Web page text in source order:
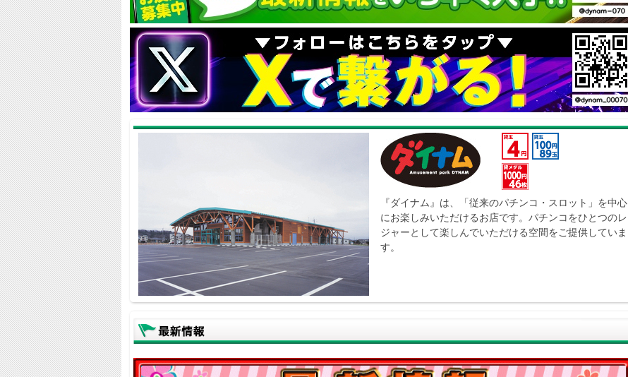
『ダイナム』は、「従来のパチンコ・スロット」を中心
にお楽しみいただけるお店です。パチンコをひとつのレ
ジャーとして楽しんでいただける空間をご提供していま
す。